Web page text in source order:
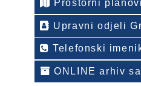
Prostorni planovi
Upravni odjeli
Telefonski
ONLINE arhiv